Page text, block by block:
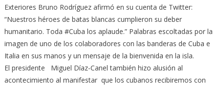
Exteriores Bruno Rodríguez afirmó en su cuenta de Twitter:
“Nuestros héroes de batas blancas cumplieron su deber
humanitario. Toda #Cuba los aplaude.” Palabras escoltadas por la
imagen de uno de los colaboradores con las banderas de Cuba e
Italia en sus manos y un mensaje de la bienvenida en la isla.
El presidente Miguel Díaz-Canel también hizo alusión al
acontecimiento al manifestar que los cubanos recibiremos con